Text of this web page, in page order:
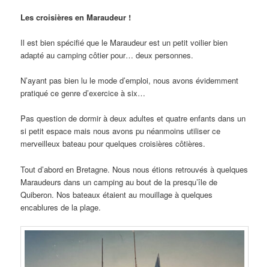
Les croisières en Maraudeur !
Il est bien spécifié que le Maraudeur est un petit voilier bien
adapté au camping côtier pour… deux personnes.
N’ayant pas bien lu le mode d’emploi, nous avons évidemment
pratiqué ce genre d’exercice à six…
Pas question de dormir à deux adultes et quatre enfants dans un
si petit espace mais nous avons pu néanmoins utiliser ce
merveilleux bateau pour quelques croisières côtières.
Tout d’abord en Bretagne. Nous nous étions retrouvés à quelques
Maraudeurs dans un camping au bout de la presqu’île de
Quiberon. Nos bateaux étaient au mouillage à quelques
encablures de la plage.